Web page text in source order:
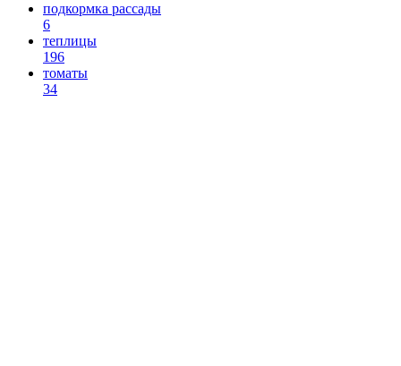
подкормка рассады
6
теплицы
196
томаты
34